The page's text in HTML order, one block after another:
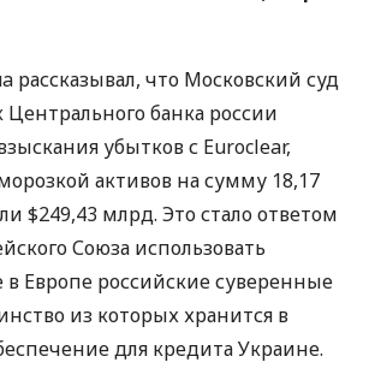
рассказывал, что Московский суд
банка россии
убытков с Euroclear,
активов на сумму 18,17
$249,43 млрд. Это стало ответом
Союза использовать
Европе российские суверенные
из которых хранится в
для кредита Украине.